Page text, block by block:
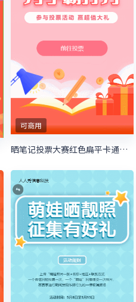
可商用
晒笔记投票大赛红色扁平卡通风格微信投票活动